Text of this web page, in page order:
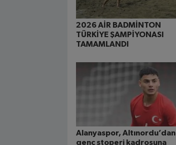
2026 AİR BADMİNTON
TÜRKİYE ŞAMPİYONASI
TAMAMLANDI
Alanyaspor, Altınordu’dan
genç stoperi kadrosuna